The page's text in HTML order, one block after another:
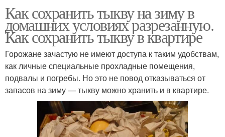
Как сохранить тыкву на зиму в
домашних условиях разрезанную.
Как сохранить тыкву в квартире
Горожане зачастую не имеют доступа к таким удобствам,
как личные специальные прохладные помещения,
подвалы и погребы. Но это не повод отказываться от
запасов на зиму — тыкву можно хранить и в квартире.